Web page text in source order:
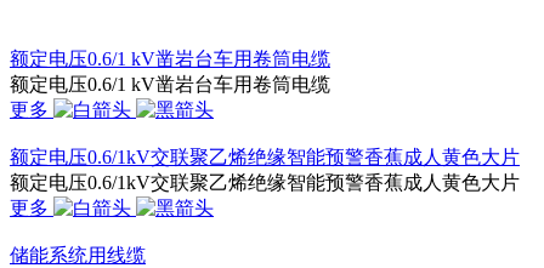
额定电压0.6/1 kV凿岩台车用卷筒电缆
额定电压0.6/1 kV凿岩台车用卷筒电缆
更多
额定电压0.6/1kV交联聚乙烯绝缘智能预警香蕉成人黄色大片
额定电压0.6/1kV交联聚乙烯绝缘智能预警香蕉成人黄色大片
更多
储能系统用线缆